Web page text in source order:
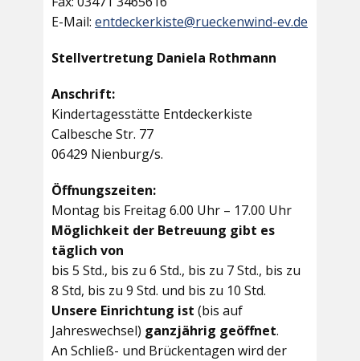
E-Mail: entdeckerkiste@rueckenwind-ev.de
Stellvertretung Daniela Rothmann
Anschrift:
Kindertagesstätte Entdeckerkiste
Calbesche Str. 77
06429 Nienburg/s.
Öffnungszeiten:
Montag bis Freitag 6.00 Uhr – 17.00 Uhr
Möglichkeit der Betreuung gibt es
täglich von
bis 5 Std., bis zu 6 Std., bis zu 7 Std., bis zu
8 Std, bis zu 9 Std. und bis zu 10 Std.
Unsere Einrichtung ist (bis auf
Jahreswechsel) ganzjährig geöffnet.
An Schließ- und Brückentagen wird der